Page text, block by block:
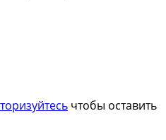
чтобы оставить